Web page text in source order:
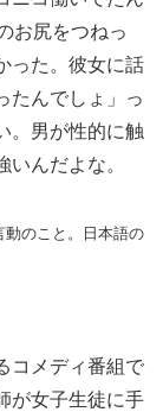
お尻をつねっ
った。彼女に話
たんでしょ」っ
。男が性的に触
んだよな。
のこと。日本語の
コメディ番組で
が女子生徒に手